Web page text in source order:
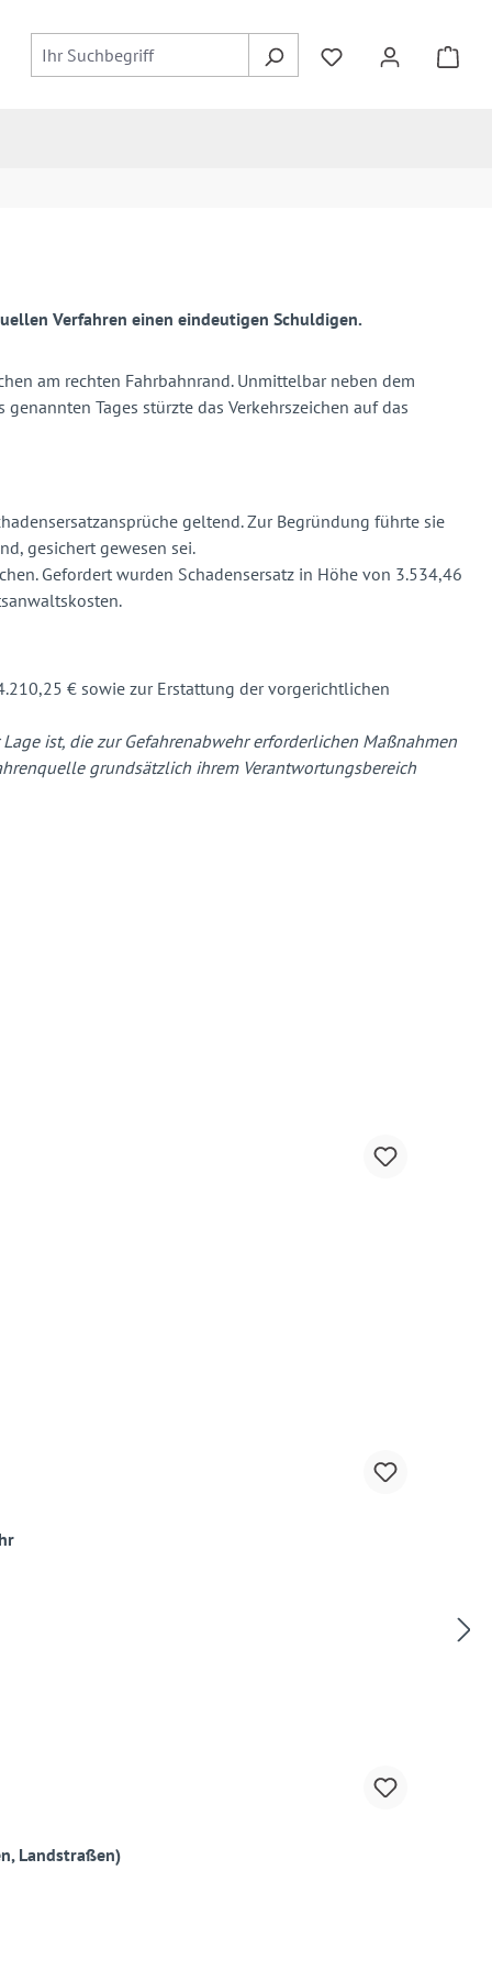
Verfahren einen eindeutigen Schuldigen.
am rechten Fahrbahnrand. Unmittelbar neben dem
Tages stürzte das Verkehrszeichen auf das
geltend. Zur Begründung führte sie
gesichert gewesen sei.
Gefordert wurden Schadensersatz in Höhe von 3.534,46
€ sowie zur Erstattung der vorgerichtlichen
ist, die zur Gefahrenabwehr erforderlichen Maßnahmen
grundsätzlich ihrem Verantwortungsbereich
Landstraßen)